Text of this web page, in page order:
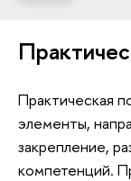
Практическая
элементы,
закрепление,
компетенций.